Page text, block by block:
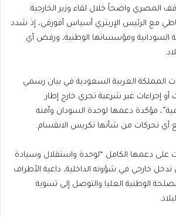
المصري واضحاً خلال لقاء وزير الخارجية
مع الرئيس الإريتري أسياس أفورقي، إذ شدد
السودانية ومؤسساتها الوطنية، ورفض أي
المملكة العربية السعودية في بيان رسمي
إجراءات غير شرعية تجري خارج إطار
مؤكدة دعمها لوحدة السودان وأمنه
أي تحركات من شأنها تكريس الانقسام.
على دعمها الكامل “لوحدة واستقلال وسيادة
خارجي في شؤونه الداخلية، داعية الأطراف
الوطنية العليا والتوصل إلى تسوية